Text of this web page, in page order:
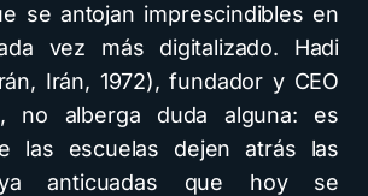
se antojan imprescindibles en
vez más digitalizado. Hadi
Irán, 1972), fundador y CEO
no alberga duda alguna: es
las escuelas dejen atrás las
ya anticuadas que hoy se